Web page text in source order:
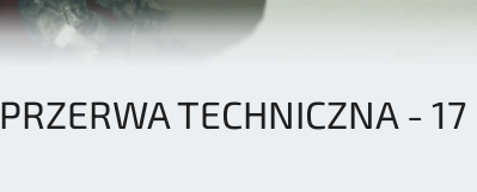
PRZERWA TECHNICZNA - 17